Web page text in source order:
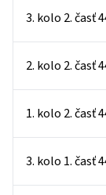
3. kolo 2. časť
2. kolo 2. časť
1. kolo 2. časť
3. kolo 1. časť